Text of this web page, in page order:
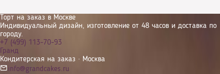
Торт на заказ в Москве
Индивидуальный дизайн, изготовление от 48 часов и доставка по
городу.
+7 (499) 113-70-93
Гранд
Кондитерская на заказ · Москва
info@grandcakes.ru